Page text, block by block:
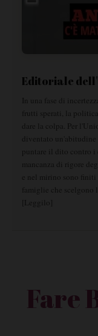
Editoriale
In una fase di
frutti sperati, la
dare la colpa. Per
diventato
puntare il dito contro i
mancanza di rigore
e nel mirino sono
famiglie che scelgono
Leggilo
Fare